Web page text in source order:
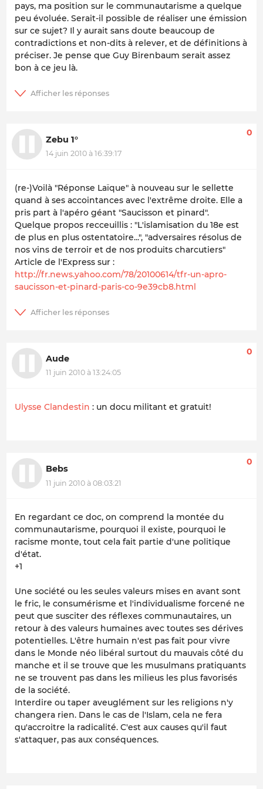
pays, ma position sur le communautarisme a quelque
peu évoluée. Serait-il possible de réaliser une émission
sur ce sujet? Il y aurait sans doute beaucoup de
contradictions et non-dits à relever, et de définitions à
préciser. Je pense que Guy Birenbaum serait assez
bon à ce jeu là.
Zebu 1°
14 juin 2010 à 16:39:17
0
(re-)Voilà "Réponse Laïque" à nouveau sur le sellette
quand à ses accointances avec l'extrême droite. Elle a
pris part à l'apéro géant "Saucisson et pinard".
Quelque propos recceuillis : "L'islamisation du 18e est
de plus en plus ostentatoire...", "adversaires résolus de
nos vins de terroir et de nos produits charcutiers"
Article de l'Express sur :
http://fr.news.yahoo.com/78/20100614/tfr-un-apro-
saucisson-et-pinard-paris-co-9e39cb8.html
Aude
11 juin 2010 à 13:24:05
0
Ulysse Clandestin : un docu militant et gratuit!
Bebs
11 juin 2010 à 08:03:21
0
En regardant ce doc, on comprend la montée du
communautarisme, pourquoi il existe, pourquoi le
racisme monte, tout cela fait partie d'une politique
d'état.
+1
Une société ou les seules valeurs mises en avant sont
le fric, le consumérisme et l'individualisme forcené ne
peut que susciter des réflexes communautaires, un
retour à des valeurs humaines avec toutes ses dérives
potentielles. L'être humain n'est pas fait pour vivre
dans le Monde néo libéral surtout du mauvais côté du
manche et il se trouve que les musulmans pratiquants
ne se trouvent pas dans les milieus les plus favorisés
de la société.
Interdire ou taper aveuglément sur les religions n'y
changera rien. Dans le cas de l'Islam, cela ne fera
qu'accroitre la radicalité. C'est aux causes qu'il faut
s'attaquer, pas aux conséquences.